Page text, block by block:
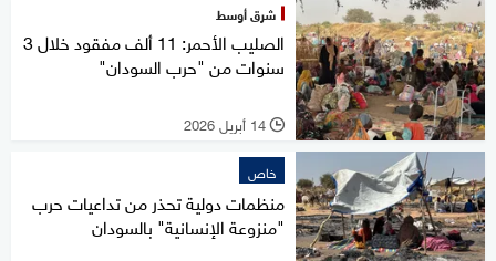
شرق أوسط
الصليب الأحمر: 11 ألف مفقود خلال 3
سنوات من "حرب السودان"
l 14 أبريل 2026
خاص
منظمات دولية تحذر من تداعيات حرب
"منزوعة الإنسانية" بالسودان